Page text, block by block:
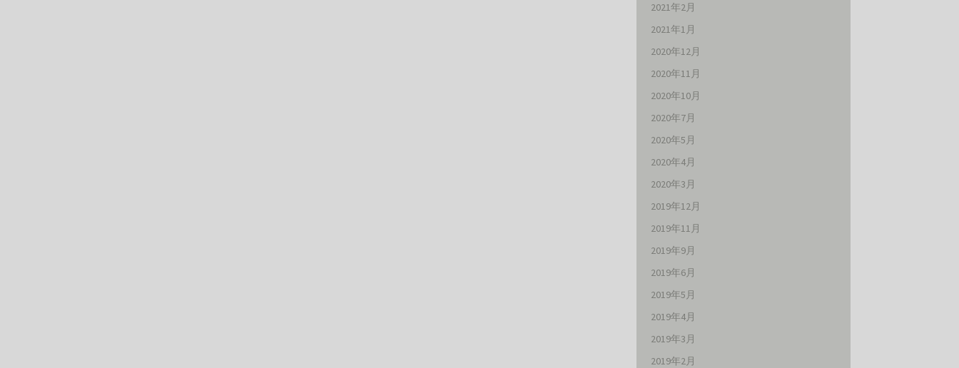
2021年2月
2021年1月
2020年12月
2020年11月
2020年10月
2020年7月
2020年5月
2020年4月
2020年3月
2019年12月
2019年11月
2019年9月
2019年6月
2019年5月
2019年4月
2019年3月
2019年2月